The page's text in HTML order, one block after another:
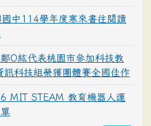
中114學年度寒來書往閱讀
O紘代表桃園市參加科技教
訊科技組榮獲團體賽全國佳作
MIT STEAM 教育機器人運